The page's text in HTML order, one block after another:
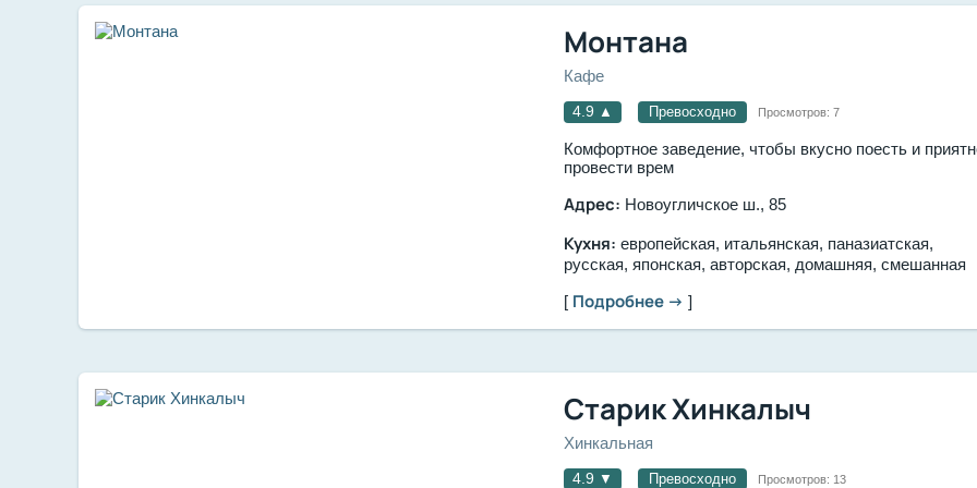
Монтана
Кафе
4.9 ▲ Превосходно Просмотров: 7
Комфортное заведение, чтобы вкусно поесть и
провести врем
Адрес: Новоугличское ш., 85
Кухня: европейская, итальянская, паназиатская,
русская, японская, авторская, домашняя, смешанная
[ Подробнее → ]
Старик Хинкалыч
Хинкальная
4.9 ▼ Превосходно Просмотров: 13